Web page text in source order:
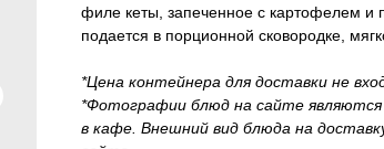
филе кеты, запеченное с картофелем и
подается в порционной сковородке,
*Цена контейнера для доставки не
*Фотографии блюд на сайте являются
в кафе. Внешний вид блюда на